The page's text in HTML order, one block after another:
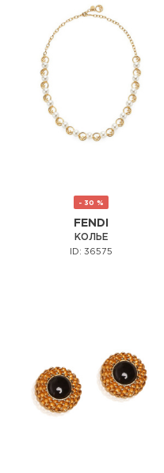
- 30 %
FENDI
КОЛЬЕ
ID: 36575